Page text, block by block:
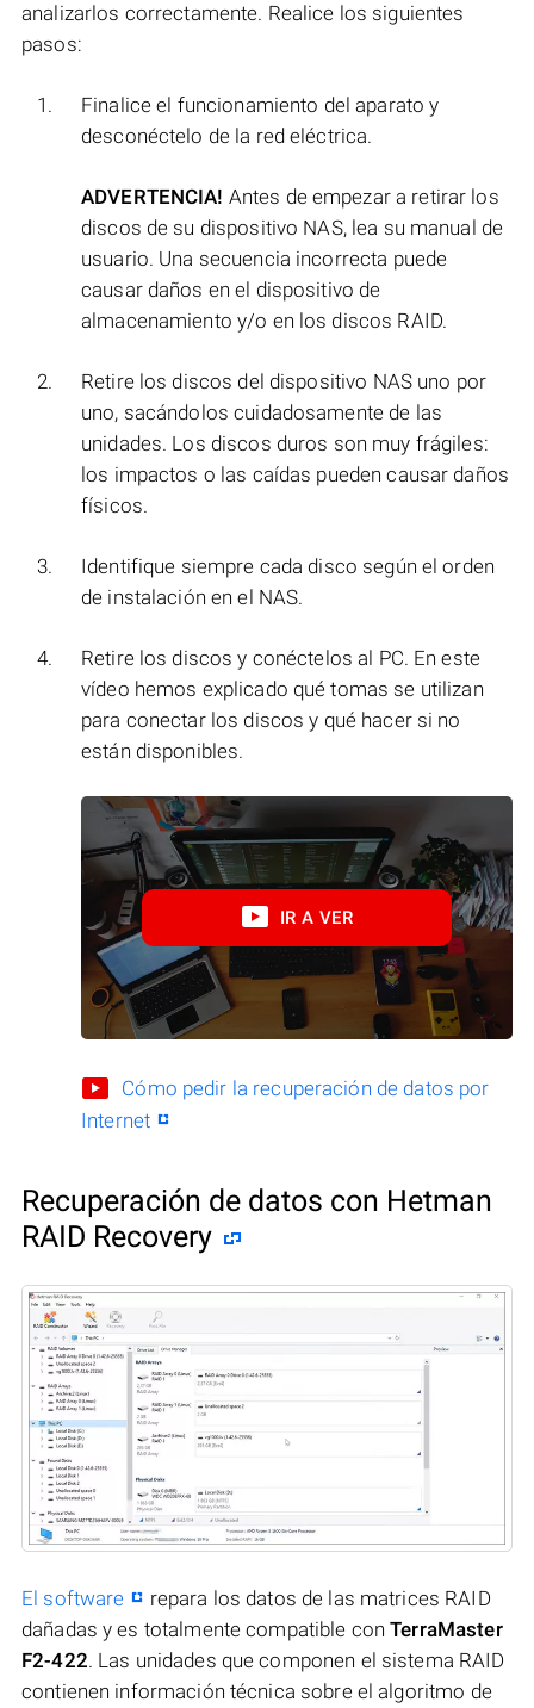
analizarlos correctamente. Realice los siguientes
pasos:
Finalice el funcionamiento del aparato y
desconéctelo de la red eléctrica.
ADVERTENCIA! Antes de empezar a retirar los
discos de su dispositivo NAS, lea su manual de
usuario. Una secuencia incorrecta puede
causar daños en el dispositivo de
almacenamiento y/o en los discos RAID.
Retire los discos del dispositivo NAS uno por
uno, sacándolos cuidadosamente de las
unidades. Los discos duros son muy frágiles:
los impactos o las caídas pueden causar daños
físicos.
Identifique siempre cada disco según el orden
de instalación en el NAS.
Retire los discos y conéctelos al PC. En este
vídeo hemos explicado qué tomas se utilizan
para conectar los discos y qué hacer si no
están disponibles.
IR A VER
Cómo pedir la recuperación de datos por
Internet
Recuperación de datos con Hetman
RAID Recovery
El software
repara los datos de las matrices RAID
dañadas y es totalmente compatible conTerraMaster
F2-422. Las unidades que componen el sistema RAID
contienen información técnica sobre el algoritmo de